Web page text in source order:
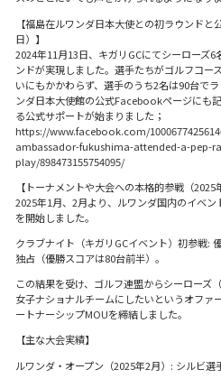
【福島在ルワンダ日本大使との初ラウンド
日）】
2024年11月13日、キガリGCにてシーローズ
ンドが実現しました。選手たちがゴルフコー
いにもかかわらず、選手のうち2名は90台で
ンダ日本大使館の公式Facebookページにも
る公式サポートが始まりました；
https://www.facebook.com/
ambassador-fukushima-attended-a-pep-
play/898473155754095/
【トーナメントや大会への本格的参戦（2025
2025年1月、2月より、ルワンダ国内のイベ
を開始しました。
クラブナイト（キガリGCイベント）初参戦:
独占（優勝スコアは80台前半）。
この結果を受け、ゴルフ連盟からシーローズ
女子ナショナルチームにしたいというオファ
ートナーシップMOUを締結しました。
【主な大会実績】
ルワンダ・オープン（2025年2月）: シルビ選